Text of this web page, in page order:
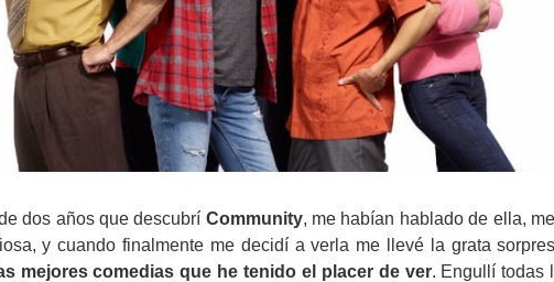
dos años que descubrí Community, me habían hablado de ella,
y cuando finalmente me decidí a verla me llevé la grata
mejores comedias que he tenido el placer de ver. Engullí todas